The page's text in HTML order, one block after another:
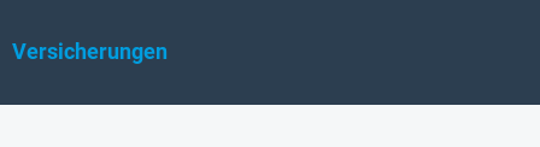
Versicherungen